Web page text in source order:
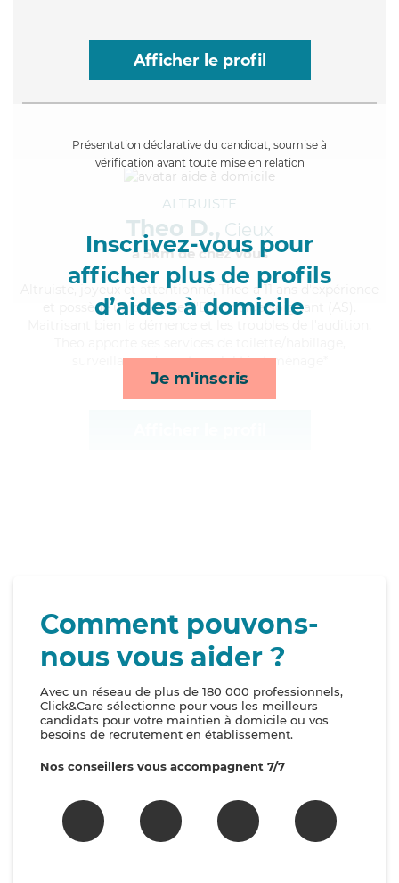
Afficher le profil
Présentation déclarative du candidat, soumise à
vérification avant toute mise en relation
Inscrivez-vous pour
afficher plus de profils
d’aides à domicile
Je m'inscris
ALTRUISTE
Theo D., Cieux
à 5km de chez Vous
, joyeux et attentionné, Theo a 11 ans d'expérience
et possède un diplôme d'Etat d'aide-soignant (AS).
surveillance de nuit, mobilité et ménage*
Comment pouvons-
nous vous aider ?
Avec un réseau de plus de 180 000 professionnels,
Click&Care sélectionne pour vous les meilleurs
candidats pour votre maintien à domicile ou vos
besoins de recrutement en établissement.
Nos conseillers vous accompagnent 7/7